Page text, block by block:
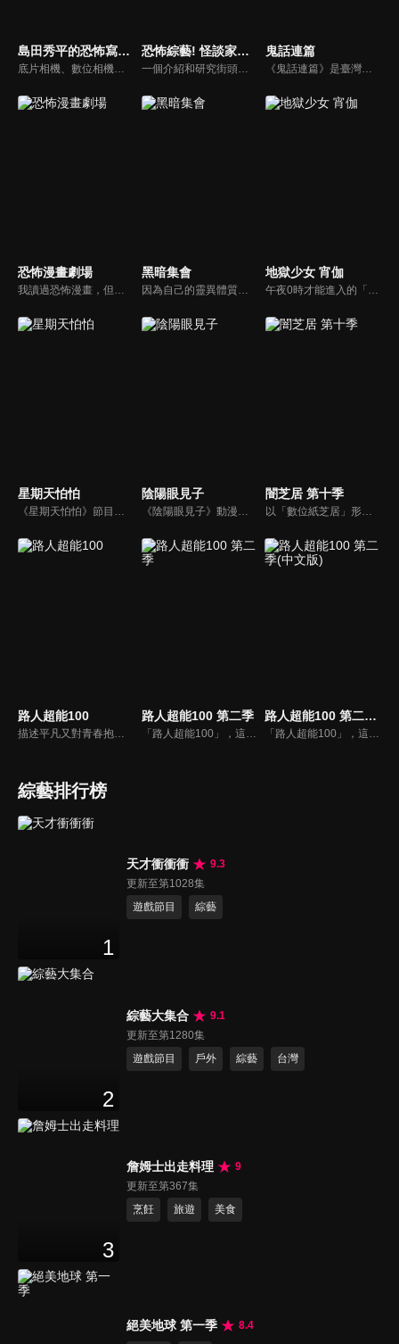
島田秀平的恐怖寫真集
底片相機、數位相機、智慧型手機等工具不斷進化，但「靈異照片」依然持續存在。收集靈異照片的恐怖寫真集館長島田秀平，將與他的助手三田羽衣一起介紹一些靈異照片。這些照片是從全國各地發來的照片中精心挑選的，請靈能力者進行鑑定，他們認為這是真實的！你能忍受三田羽衣尖叫並陷入的恐懼嗎......
恐怖綜藝! 怪談家小網的超嚇人頻道
一個介紹和研究街頭猖獗的各種奇怪現象和神秘存在的節目！主持人是怪談家小網，最可怕的成員包括怪談DJ響洋平，靈異偶像琉愛、村上ROCK和恐怖頻道的吉祥物「小怕怕」。在「小怕怕的靈異景點之旅」中，節目導演和小怕怕將參觀最可怕的鬧鬼地點，實地探查、驗證各種與該地相關的靈異傳聞。
鬼話連篇
《鬼話連篇》是臺灣靈異節目之一，其節目靈感來自《聊齋志異》，而節目名稱取自清代諷刺小說《何典》。最早是臺灣電視公司綜藝節目《玫瑰之夜》的個別單元，具有非常高的收視率，也是現在靈異節目的始祖，標語是「鬼魂飄搖在人間，話通陰陽兩界邊，連接三度空間情，篇篇彩霓化成仙」。
恐怖漫畫劇場
我讀過恐怖漫畫，但我沒有太多機會知道是什麼啟發了作家，誰影響了他們，以及他們在畫它們時有什麼樣的想法。這些內容揭示了藝術家不為人知的一面，例如製作的幕後故事，繪製恐怖漫畫的原因以及如何保持動力，即使是最狂熱的粉絲也從未知道。
黑暗集會
因為自己的靈異體質，曾害朋友捲入中邪事件的螢多朗，大學後開始當家教時，遇見了一位擁有神秘雙眼的少女．寶月夜宵。由於靈體紛紛迴避擁有強大體質的夜宵，因此她需要靠螢多朗吸引靈體。另一方面，螢多朗為了破解自己和青梅竹馬身上的詛咒，決定要獲得能對付靈媒體質的能力，兩人成了合作關係。最瘋狂的新感覺靈異怪談，就此開幕！
地獄少女 宵伽
午夜0時才能進入的「地獄通信」在此寫下無法消除的怨恨，地獄少女就會現身，將憎恨的人流放至地獄……看似是年輕人之間流傳的都市傳說，其實是真實的故事。
星期天怕怕
《星期天怕怕》節目由文英與秦偉聯手主持，奇人異事、靈異前線、怪奇習俗、都市傳說，內容驚悚，是台灣早期經典靈異節目的代表之一。
陰陽眼見子
《陰陽眼見子》動漫線上看。看見不應該看見的東西時，換作是你會怎麼做呢……？要是「那些東西」和你講話，亦或是朝著你走過來的話，你又會怎麼做呢……？女高中生‧四谷見子所採取的行動是——徹底的無視！這是擁有著鋼鐵般的精神的女高中生靠著她的無視技能，迴避那些異形般的可怕傢伙們的故事。
闇芝居 第十季
以「數位紙芝居」形式製作的恐怖動畫，將用昭和風格的紙芝居藝術來講述各種都市怪談。
路人超能100 路人超能100 第二季 路人超能100 第二季(中文版)
綜藝排行榜
1
天才衝衝衝
9.3
更新至第1028集
遊戲節目
綜藝
2
綜藝大集合
9.1
更新至第1280集
遊戲節目
戶外 綜藝 台灣
3
詹姆士出走料理
9
更新至第367集
烹飪
旅遊 美食
絕美地球 第一季 8.4